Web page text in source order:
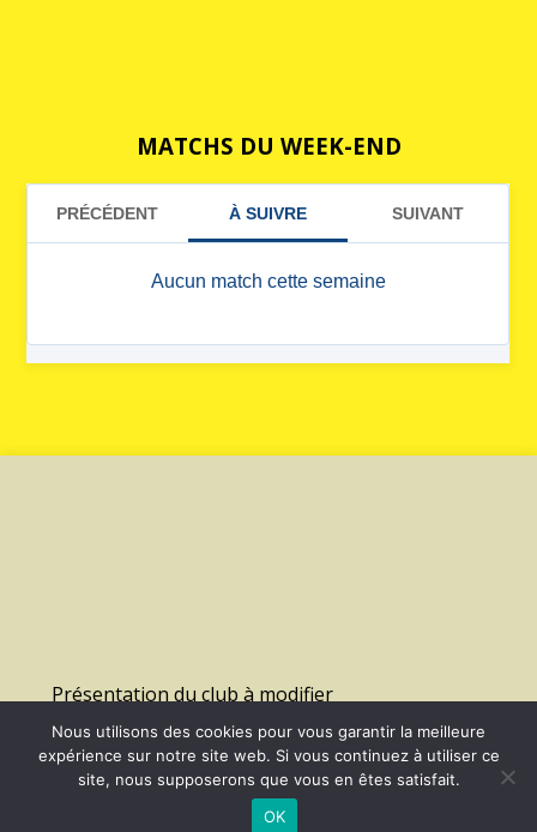
MATCHS DU WEEK-END
Présentation du club à modifier
2026 - Us Lagny Montevrain Handball | Site internet réalisé par
Nous utilisons des cookies pour vous garantir la meilleure
expérience sur notre site web. Si vous continuez à utiliser ce
site, nous supposerons que vous en êtes satisfait.
OK